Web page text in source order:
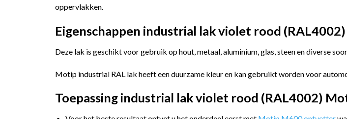
oppervlakken.
Eigenschappen industrial lak violet rood
Deze lak is geschikt voor gebruik op hout, metaal, aluminium, glas, steen en diverse
Motip industrial RAL lak heeft een duurzame kleur en kan gebruikt worden voor
Toepassing industrial lak violet rood (RAL4002)